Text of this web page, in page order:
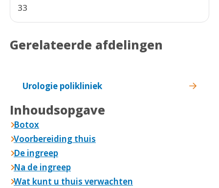
Inhoudsopgave
Botox
Voorbereiding thuis
De ingreep
Na de ingreep
Wat kunt u thuis verwachten
33
Gerelateerde afdelingen
Urologie polikliniek